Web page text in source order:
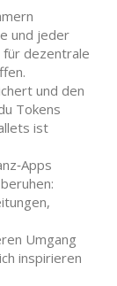
und jeder
für dezentrale
und den
Tokens
ist
Umgang
inspirieren